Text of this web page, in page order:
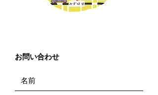
​お問い合わせ